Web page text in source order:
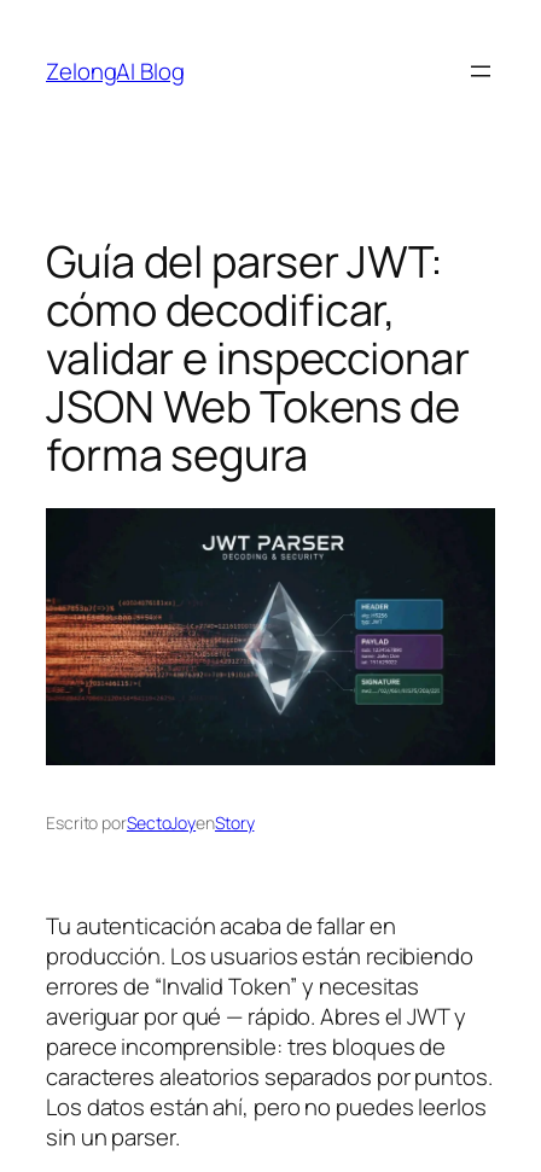
contenido
ZelongAI Blog
Guía del parser JWT:
cómo decodificar,
validar e inspeccionar
JSON Web Tokens de
forma segura
Escrito porSectoJoyenStory
Tu autenticación acaba de fallar en
producción. Los usuarios están recibiendo
errores de “Invalid Token” y necesitas
averiguar por qué — rápido. Abres el JWT y
parece incomprensible: tres bloques de
caracteres aleatorios separados por puntos.
Los datos están ahí, pero no puedes leerlos
sin un parser.